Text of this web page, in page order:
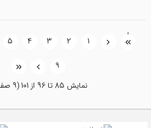
|
<
<
1
2
3
4
5
9
>
>|
نمايش 85 تا 96 از 101 (9 صفحه)